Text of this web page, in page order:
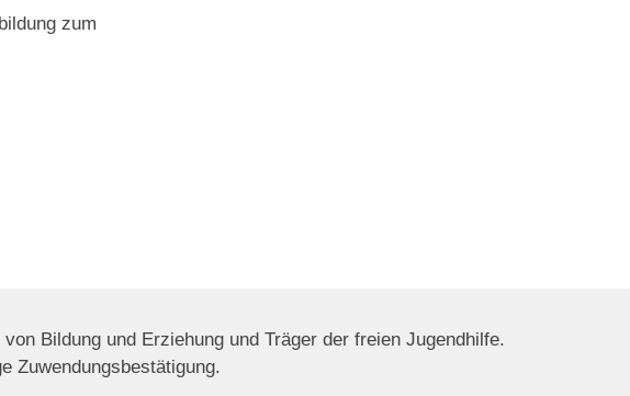
zum
Bildung und Erziehung und Träger der freien Jugendhilfe.
Zuwendungsbestätigung.